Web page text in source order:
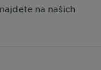
na našich